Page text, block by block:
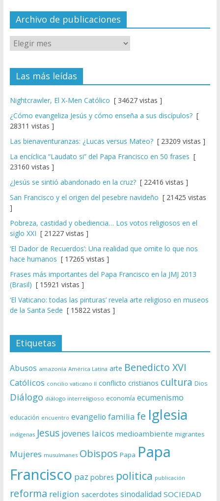
el
Archivo de publicaciones
Las más leídas
Nightcrawler, El X-Men Católico [ 34627 vistas ]
¿Cómo evangeliza Jesús y cómo enseña a sus discípulos?[
28311 vistas ]
Las bienaventuranzas: ¿Lucas versus Mateo?[ 23209 vistas ]
La encíclica “Laudato si” del Papa Francisco en 50 frases [
23160 vistas ]
¿Jesús se sintió abandonado en la cruz?[ 22416 vistas ]
San Francisco y el origen del pesebre navideño [ 21425 vistas
]
Pobreza, castidad y obediencia… Los votos religiosos en el
siglo XXI [ 21227 vistas ]
‘El Dador de Recuerdos’: Una realidad que omite lo que nos
hace humanos [ 17265 vistas ]
Frases más importantes del Papa Francisco en la JMJ 2013
(Brasil) [ 15921 vistas ]
‘El Vaticano: todas las pinturas’ revela arte religioso en museos
de la Santa Sede [ 15822 vistas ]
Etiquetas
Abusos amazonía América Latina arte Benedicto XVI
Católicos concilio vaticano II conflicto cristianos cultura Dios
Diálogo diálogo interreligioso economía ecumenismo
educación encuentro evangelio familia fe Iglesia
indígenas Jesus jovenes laicos medioambiente migrantes
Mujeres musulmanes Obispos Papa Papa
Francisco paz pobres politica publicación
reforma religion sacerdotes sinodalidad SOCIEDAD